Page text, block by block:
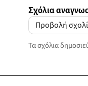
Σχόλια
Προβολή
Τα σχόλια